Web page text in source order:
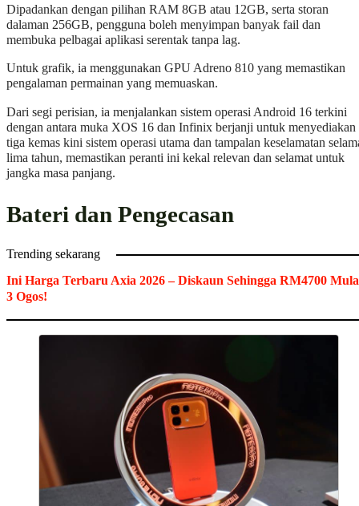
Dipadankan dengan pilihan RAM 8GB atau 12GB, serta storan
dalaman 256GB, pengguna boleh menyimpan banyak fail dan
membuka pelbagai aplikasi serentak tanpa lag.
Untuk grafik, ia menggunakan GPU Adreno 810 yang memastikan
pengalaman permainan yang memuaskan.
Dari segi perisian, ia menjalankan sistem operasi Android 16 terkini
dengan antara muka XOS 16 dan Infinix berjanji untuk menyediakan
tiga kemas kini sistem operasi utama dan tampalan keselamatan
lima tahun, memastikan peranti ini kekal relevan dan selamat untuk
jangka masa panjang.
Bateri dan Pengecasan
Trending sekarang
Ini Harga Terbaru Axia 2026 – Diskaun Sehingga RM4700
3 Ogos!